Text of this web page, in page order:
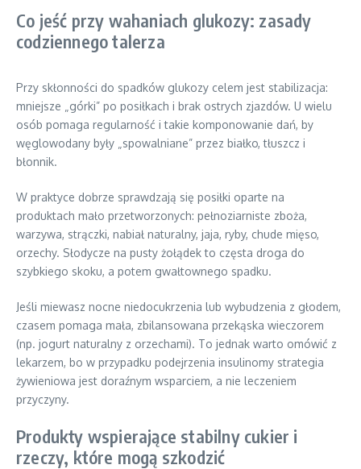
Co jeść przy wahaniach glukozy: zasady
codziennego talerza
Przy skłonności do spadków glukozy celem jest stabilizacja:
mniejsze „górki” po posiłkach i brak ostrych zjazdów. U wielu
osób pomaga regularność i takie komponowanie dań, by
węglowodany były „spowalniane” przez białko, tłuszcz i
błonnik.
W praktyce dobrze sprawdzają się posiłki oparte na
produktach mało przetworzonych: pełnoziarniste zboża,
warzywa, strączki, nabiał naturalny, jaja, ryby, chude mięso,
orzechy. Słodycze na pusty żołądek to częsta droga do
szybkiego skoku, a potem gwałtownego spadku.
Jeśli miewasz nocne niedocukrzenia lub wybudzenia z głodem,
czasem pomaga mała, zbilansowana przekąska wieczorem
(np. jogurt naturalny z orzechami). To jednak warto omówić z
lekarzem, bo w przypadku podejrzenia insulinomy strategia
żywieniowa jest doraźnym wsparciem, a nie leczeniem
przyczyny.
Produkty wspierające stabilny cukier i
rzeczy, które mogą szkodzić